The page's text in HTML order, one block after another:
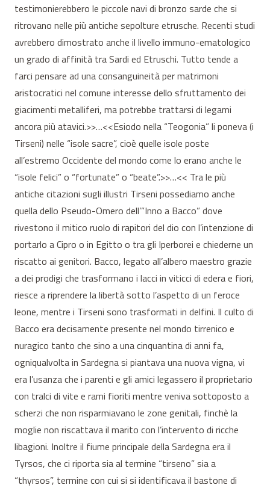
testimonierebbero le piccole navi di bronzo sarde che si
ritrovano nelle più antiche sepolture etrusche. Recenti studi
avrebbero dimostrato anche il livello immuno-ematologico
un grado di affinità tra Sardi ed Etruschi. Tutto tende a
farci pensare ad una consanguineità per matrimoni
aristocratici nel comune interesse dello sfruttamento dei
giacimenti metalliferi, ma potrebbe trattarsi di legami
ancora più atavici.>>…<<Esiodo nella “Teogonia” li poneva (i
Tirseni) nelle “isole sacre”, cioè quelle isole poste
all’estremo Occidente del mondo come lo erano anche le
“isole felici” o “fortunate” o “beate”.>>…<< Tra le più
antiche citazioni sugli illustri Tirseni possediamo anche
quella dello Pseudo-Omero dell’”Inno a Bacco” dove
rivestono il mitico ruolo di rapitori del dio con l’intenzione di
portarlo a Cipro o in Egitto o tra gli Iperborei e chiederne un
riscatto ai genitori. Bacco, legato all’albero maestro grazie
a dei prodigi che trasformano i lacci in viticci di edera e fiori,
riesce a riprendere la libertà sotto l’aspetto di un feroce
leone, mentre i Tirseni sono trasformati in delfini. Il culto di
Bacco era decisamente presente nel mondo tirrenico e
nuragico tanto che sino a una cinquantina di anni fa,
ogniqualvolta in Sardegna si piantava una nuova vigna, vi
era l’usanza che i parenti e gli amici legassero il proprietario
con tralci di vite e rami fioriti mentre veniva sottoposto a
scherzi che non risparmiavano le zone genitali, finchè la
moglie non riscattava il marito con l’intervento di ricche
libagioni. Inoltre il fiume principale della Sardegna era il
Tyrsos, che ci riporta sia al termine “tirseno” sia a
“thyrsos”, termine con cui si si identificava il bastone di